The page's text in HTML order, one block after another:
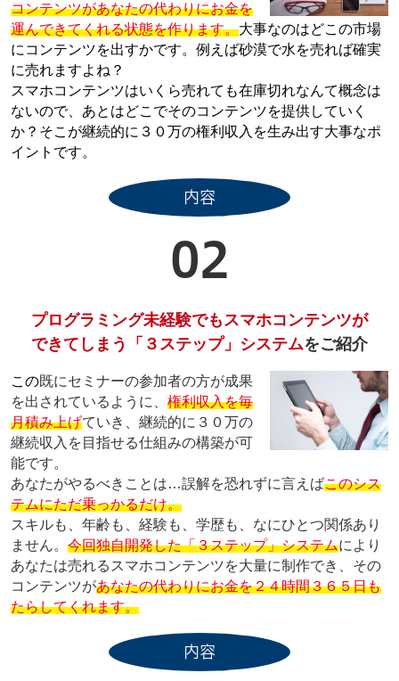
コンテンツがあなたの代わりにお金を
運んできてくれる状態を作ります。大事なのはどこの市場
にコンテンツを出すかです。例えば砂漠で水を売れば確実
に売れますよね？
スマホコンテンツはいくら売れても在庫切れなんて概念は
ないので、あとはどこでそのコンテンツを提供していく
か？そこが継続的に３０万の権利収入を生み出す大事なポ
イントです。
内容
02
プログラミング未経験でもスマホコンテンツが
できてしまう「３ステップ」システムをご紹介
この既にセミナーの参加者の方が成果
を出されているように、 権利収入を毎
月積み上げていき、継続的に３０万の
継続収入を目指せる仕組みの構築が可
能です。
あなたがやるべきことは…誤解を恐れずに言えばこのシス
テムにただ乗っかるだけ。
スキルも、年齢も、経験も、学歴も、なにひとつ関係あり
ません。 今回独自開発した「３ステップ」システムにより
あなたは売れるスマホコンテンツを大量に制作でき、その
コンテンツがあなたの代わりにお金を２４時間３６５日も
たらしてくれます。
内容